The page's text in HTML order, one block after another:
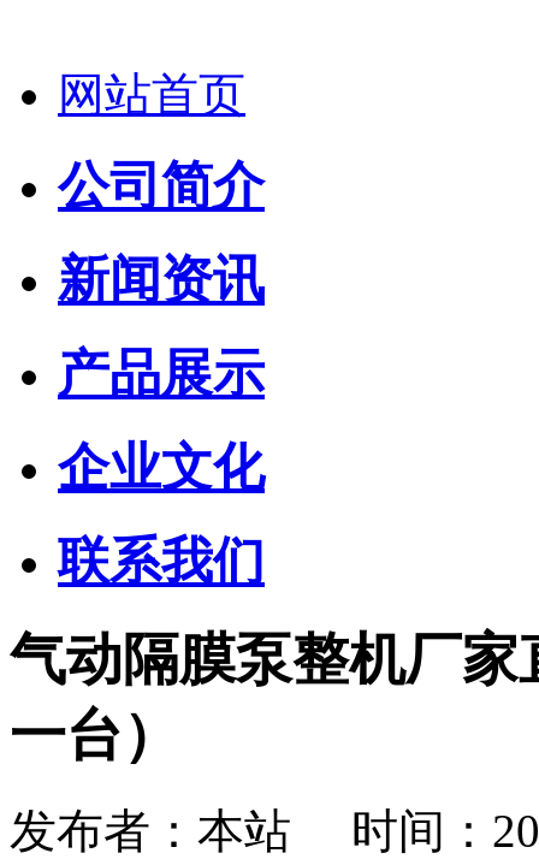
网站首页
公司简介
新闻资讯
产品展示
企业文化
联系我们
气动隔膜泵整机厂
一台）
发布者：本站 时间：